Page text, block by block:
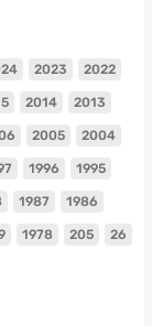
2023 2022
2014 2013
2005 2004
1996 1995
1987 1986
1978 205 26